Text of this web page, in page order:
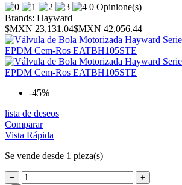
0 Opinione(s)
Brands: Hayward
$MXN 23,131.04$MXN 42,056.44
-45%
lista de deseos
Comparar
Vista Rápida
Se vende desde 1 pieza(s)
− +